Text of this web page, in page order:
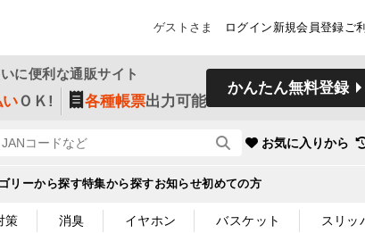
ゲストさま ログイン 新規会員登録ご
に便利な通販サイト
ＯＫ! 各種帳票出力可能
かんたん無料登録
お気に入りから
リーから探す特集から探すお知らせ初めての方
策 消臭 イヤホン バスケット スリッ